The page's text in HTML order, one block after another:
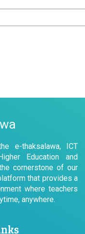
e-thaksalawa, ICT
Education and
cornerstone of our
that provides a
where teachers
anywhere.